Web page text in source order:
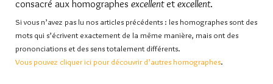
consacré aux homographes excellentet excellent.
Si vous n’avez pas lu nos articles précédents : les homographes sont des
mots qui s’écrivent exactement de la même manière, mais ont des
prononciations et des sens totalement différents.
Vous pouvez cliquer ici pour découvrir d’autres homographes.